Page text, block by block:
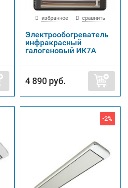
избранное сравнить
Электрообогреватель
инфракрасный
галогеновый ИК7А
4 890 руб.
-2%